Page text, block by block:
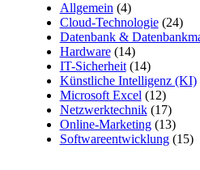
Allgemein (4)
Cloud-Technologie(24)
Datenbank &
Hardware(14)
IT-Sicherheit(14)
Künstliche Intelligenz (KI)
Microsoft Excel (12)
Netzwerktechnik(17)
Online-Marketing(13)
Softwareentwicklung(15)